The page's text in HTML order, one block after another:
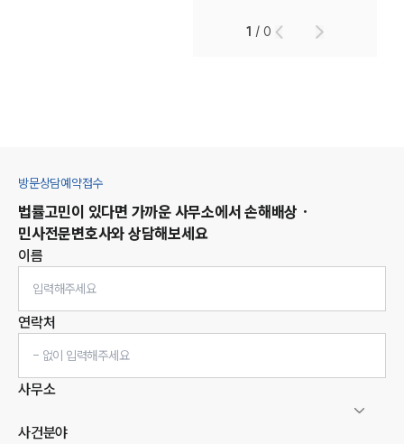
1 /0
방문상담예약접수
법률고민이 있다면 가까운 사무소에서 손해배상 ·
민사전문변호사와 상담해보세요
이름
연락처
사무소
사건분야